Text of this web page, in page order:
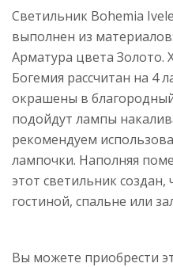
Светильник Bohemia
выполнен из
Арматура цвета Золото.
Богемия рассчитан на 4
окрашены в
подойдут лампы
рекомендуем
лампочки. Наполняя
этот светильник
гостиной, спальне или
Вы можете приобрести